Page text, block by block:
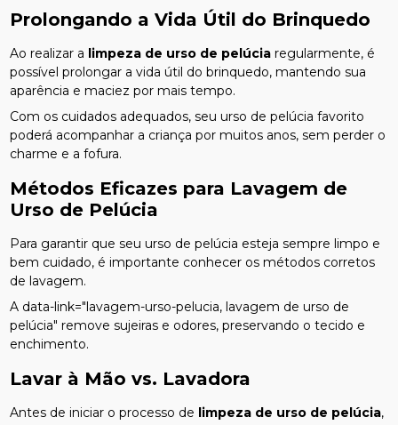
Prolongando a Vida Útil do Brinquedo
Ao realizar a limpeza de urso de pelúcia regularmente, é
possível prolongar a vida útil do brinquedo, mantendo sua
aparência e maciez por mais tempo.
Com os cuidados adequados, seu urso de pelúcia favorito
poderá acompanhar a criança por muitos anos, sem perder o
charme e a fofura.
Métodos Eficazes para Lavagem de
Urso de Pelúcia
Para garantir que seu urso de pelúcia esteja sempre limpo e
bem cuidado, é importante conhecer os métodos corretos
de lavagem.
A data-link="lavagem-urso-pelucia, lavagem de urso de
pelúcia" remove sujeiras e odores, preservando o tecido e
enchimento.
Lavar à Mão vs. Lavadora
Antes de iniciar o processo de limpeza de urso de pelúcia,